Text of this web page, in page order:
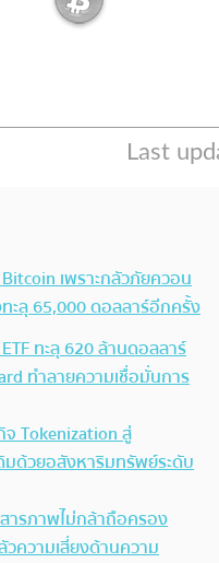
เพราะกลัวภัยควอน
ะลุ 65,000 ดอลลาร์อีกครั้ง
ทะลุ 620 ล้านดอลลาร์
ทำลายความเชื่อมั่นการ
Tokenization สู่
มด้วยอสังหาริมทรัพย์ระดับ
รภาพไม่กล้าถือครอง
วความเสี่ยงด้านความ